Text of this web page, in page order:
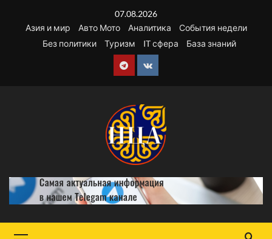
содержимому
07.08.2026
Азия и мир
Авто Мото Аналитика
События недели
Без политики
Туризм IT сфера База знаний
Telegram
VK